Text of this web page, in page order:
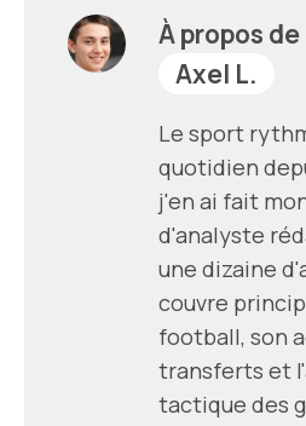
À propos de
Axel L.
Le sport
quotidien
j'en ai fait
d'analyste
une dizaine
couvre
football, son
transferts et
tactique des